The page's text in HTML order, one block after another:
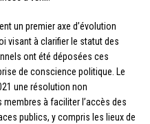
un premier axe d’évolution
visant à clarifier le statut des
ont été déposées ces
de conscience politique. Le
une résolution non
à faciliter l’accès des
publics, y compris les lieux de